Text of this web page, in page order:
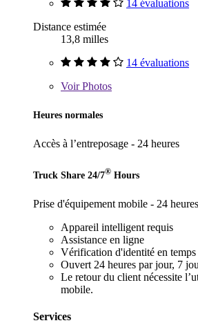
14 évaluations
Distance estimée
13,8 milles
14 évaluations
VoirPhotos
Heures normales
Accès à l’entreposage - 24 heures
Truck Share 24/7® Hours
Prise d'équipement mobile - 24 heures
Appareil intelligent requis
Assistance en ligne
Vérification d'identité en temps
Ouvert 24 heures par jour, 7
Le retour du client nécessite
mobile.
Services